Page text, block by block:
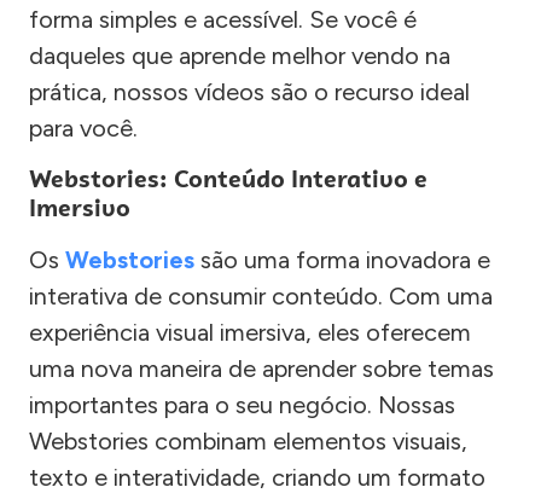
forma simples e acessível. Se você é
daqueles que aprende melhor vendo na
prática, nossos vídeos são o recurso ideal
para você.
Webstories: Conteúdo Interativo e
Imersivo
Os Webstories são uma forma inovadora e
interativa de consumir conteúdo. Com uma
experiência visual imersiva, eles oferecem
uma nova maneira de aprender sobre temas
importantes para o seu negócio. Nossas
Webstories combinam elementos visuais,
texto e interatividade, criando um formato